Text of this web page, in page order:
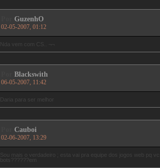
GuzenhO
02-05-2007, 01:12
Nda vem com CS.. ¬¬
Blackswith
06-05-2007, 11:42
Daria para ser melhor
Cauboi
02-06-2007, 13:29
Sou mais o verdadeiro ; esta vai pra equipe dos jogos web pq
bots??????em